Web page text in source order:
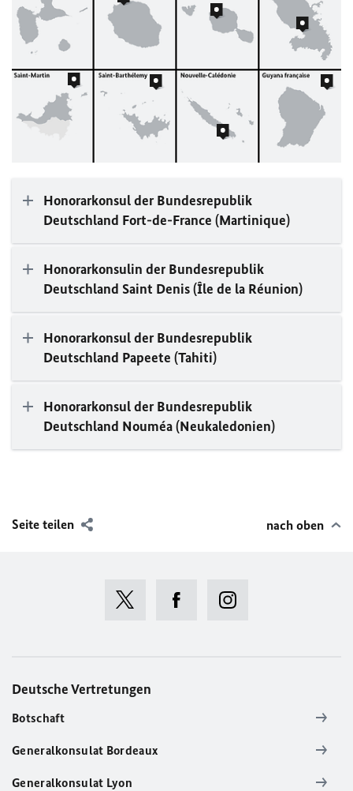
Honorarkonsul der Bundesrepublik
Deutschland Fort-de-France (Martinique)
Honorarkonsulin der Bundesrepublik
Deutschland Saint Denis (Île de la Réunion)
Honorarkonsul der Bundesrepublik
Deutschland Papeete (Tahiti)
Honorarkonsul der Bundesrepublik
Deutschland Nouméa (Neukaledonien)
Seite teilen nach oben
Deutsche Vertretungen
Botschaft
Generalkonsulat Bordeaux
Generalkonsulat Lyon